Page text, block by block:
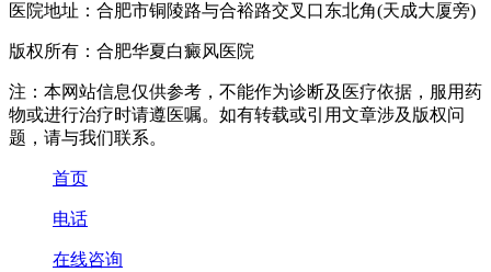
医院地址：合肥市铜陵路与合裕路交叉口东北角(天成大厦旁)
版权所有：合肥华夏白癜风医院
注：本网站信息仅供参考，不能作为诊断及医疗依据，服用药
物或进行治疗时请遵医嘱。如有转载或引用文章涉及版权问
题，请与我们联系。
首页
电话
在线咨询